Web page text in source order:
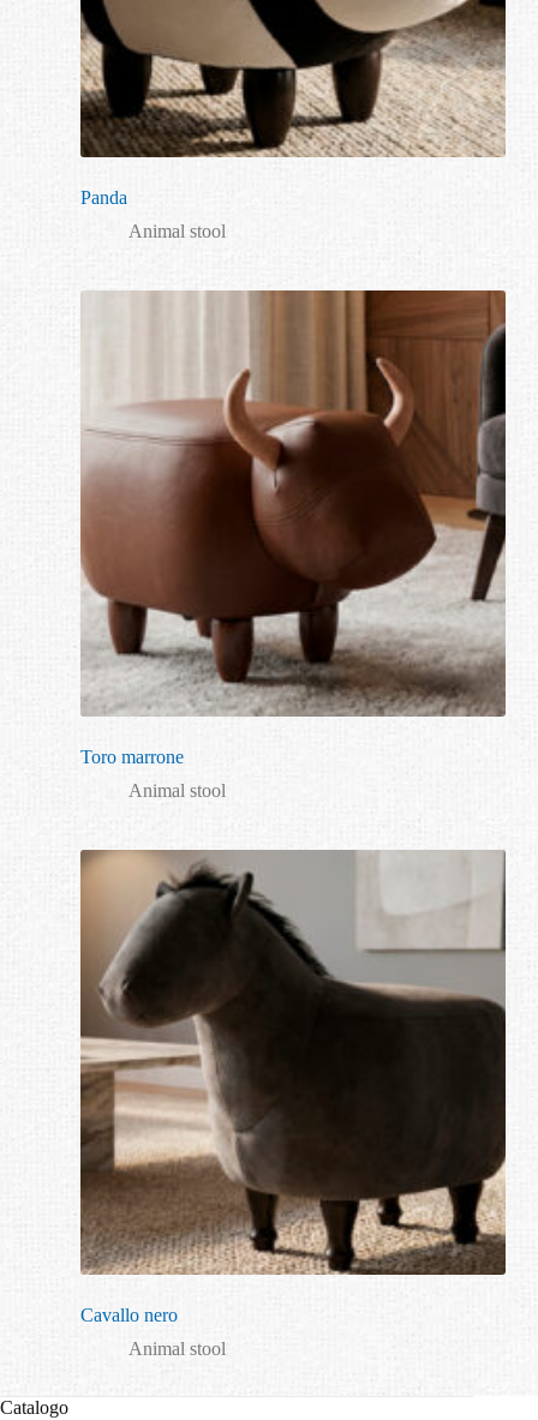
Panda
Animal stool
Toro marrone
Animal stool
Cavallo nero
Animal stool
Catalogo